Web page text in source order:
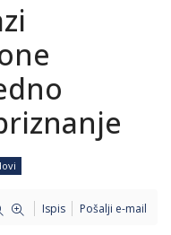
Ispis Pošalji e-mail